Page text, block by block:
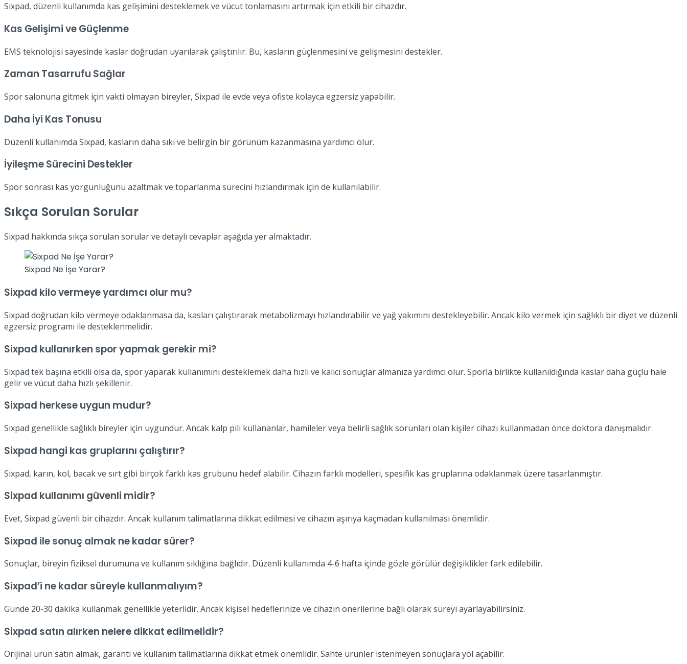
Sixpad, düzenli kullanımda kas gelişimini desteklemek ve vücut tonlamasını artırmak için etkili bir cihazdır.
Kas Gelişimi ve Güçlenme
EMS teknolojisi sayesinde kaslar doğrudan uyarılarak çalıştırılır. Bu, kasların güçlenmesini ve gelişmesini destekler.
Zaman Tasarrufu Sağlar
Spor salonuna gitmek için vakti olmayan bireyler, Sixpad ile evde veya ofiste kolayca egzersiz yapabilir.
Daha İyi Kas Tonusu
Düzenli kullanımda Sixpad, kasların daha sıkı ve belirgin bir görünüm kazanmasına yardımcı olur.
İyileşme Sürecini Destekler
Spor sonrası kas yorgunluğunu azaltmak ve toparlanma sürecini hızlandırmak için de kullanılabilir.
Sıkça Sorulan Sorular
Sixpad hakkında sıkça sorulan sorular ve detaylı cevaplar aşağıda yer almaktadır.
Sixpad Ne İşe Yarar?
Sixpad kilo vermeye yardımcı olur mu?
Sixpad doğrudan kilo vermeye odaklanmasa da, kasları çalıştırarak metabolizmayı hızlandırabilir ve yağ yakımını destekleyebilir. Ancak kilo vermek için sağlıklı bir diyet ve düzenli
egzersiz programı ile desteklenmelidir.
Sixpad kullanırken spor yapmak gerekir mi?
Sixpad tek başına etkili olsa da, spor yaparak kullanımını desteklemek daha hızlı ve kalıcı sonuçlar almanıza yardımcı olur. Sporla birlikte kullanıldığında kaslar daha güçlü hale
gelir ve vücut daha hızlı şekillenir.
Sixpad herkese uygun mudur?
Sixpad genellikle sağlıklı bireyler için uygundur. Ancak kalp pili kullananlar, hamileler veya belirli sağlık sorunları olan kişiler cihazı kullanmadan önce doktora danışmalıdır.
Sixpad hangi kas gruplarını çalıştırır?
Sixpad, karın, kol, bacak ve sırt gibi birçok farklı kas grubunu hedef alabilir. Cihazın farklı modelleri, spesifik kas gruplarına odaklanmak üzere tasarlanmıştır.
Sixpad kullanımı güvenli midir?
Evet, Sixpad güvenli bir cihazdır. Ancak kullanım talimatlarına dikkat edilmesi ve cihazın aşırıya kaçmadan kullanılması önemlidir.
Sixpad ile sonuç almak ne kadar sürer?
Sonuçlar, bireyin fiziksel durumuna ve kullanım sıklığına bağlıdır. Düzenli kullanımda 4-6 hafta içinde gözle görülür değişiklikler fark edilebilir.
Sixpad’i ne kadar süreyle kullanmalıyım?
Günde 20-30 dakika kullanmak genellikle yeterlidir. Ancak kişisel hedeflerinize ve cihazın önerilerine bağlı olarak süreyi ayarlayabilirsiniz.
Sixpad satın alırken nelere dikkat edilmelidir?
Orijinal ürün satın almak, garanti ve kullanım talimatlarına dikkat etmek önemlidir. Sahte ürünler istenmeyen sonuçlara yol açabilir.